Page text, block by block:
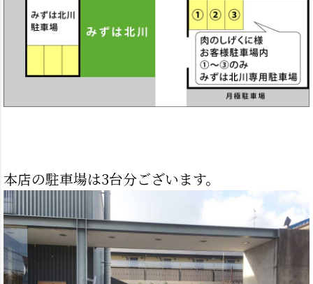
本店の駐車場は3台分ございます。